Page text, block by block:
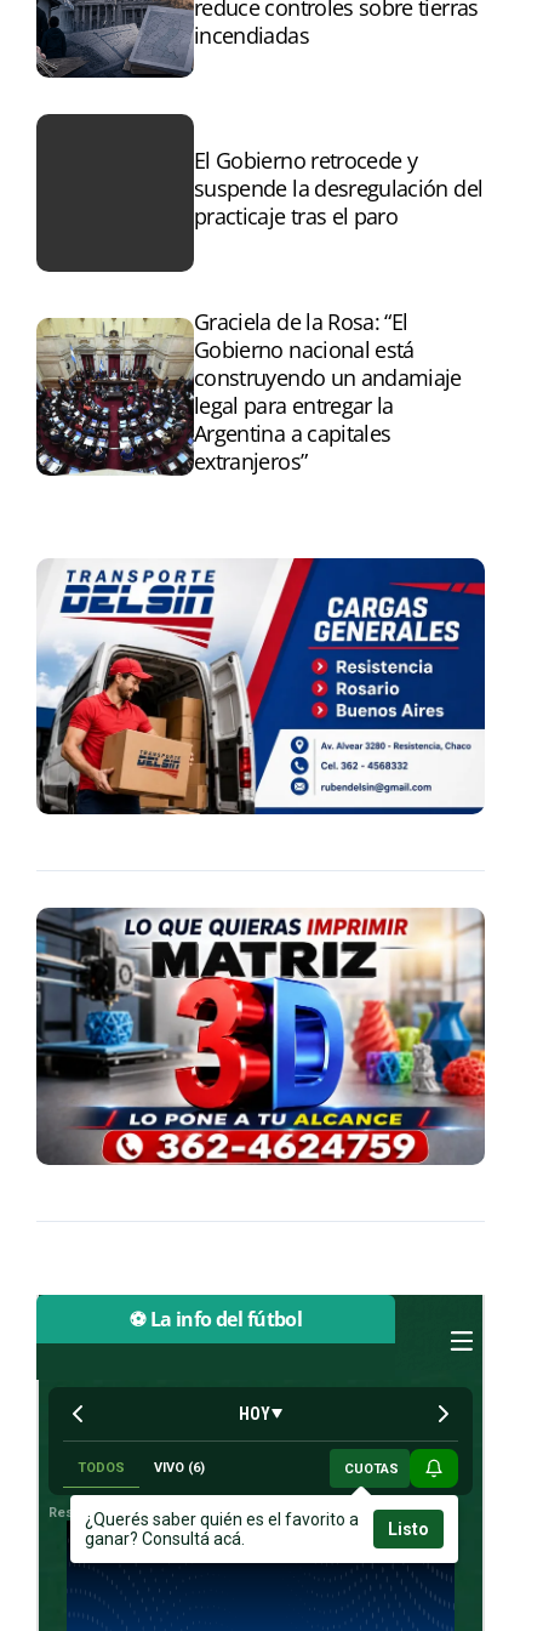
reduce controles sobre tierras
incendiadas
El Gobierno retrocede y
suspende la desregulación del
practicaje tras el paro
Graciela de la Rosa: “El
Gobierno nacional está
construyendo un andamiaje
legal para entregar la
Argentina a capitales
extranjeros”
⚽ La info del fútbol